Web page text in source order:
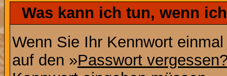
Was kann ich tun, wenn
Wenn Sie Ihr Kennwort
auf den »Passwort